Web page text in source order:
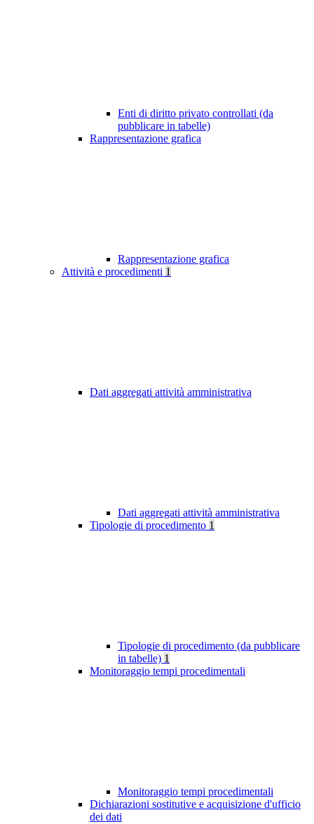
Enti di diritto privato controllati (da
pubblicare in tabelle)
Rappresentazione grafica
Rappresentazione grafica
Attività e procedimenti 1
Dati aggregati attività amministrativa
Dati aggregati attività amministrativa
Tipologie di procedimento 1
Tipologie di procedimento (da pubblicare
in tabelle) 1
Monitoraggio tempi procedimentali
Monitoraggio tempi procedimentali
Dichiarazioni sostitutive e acquisizione d'ufficio
dei dati